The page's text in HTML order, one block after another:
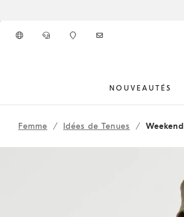
NOUVEAUTÉS
261WOUTFITCS14
Femme Idées de Tenues Weekend